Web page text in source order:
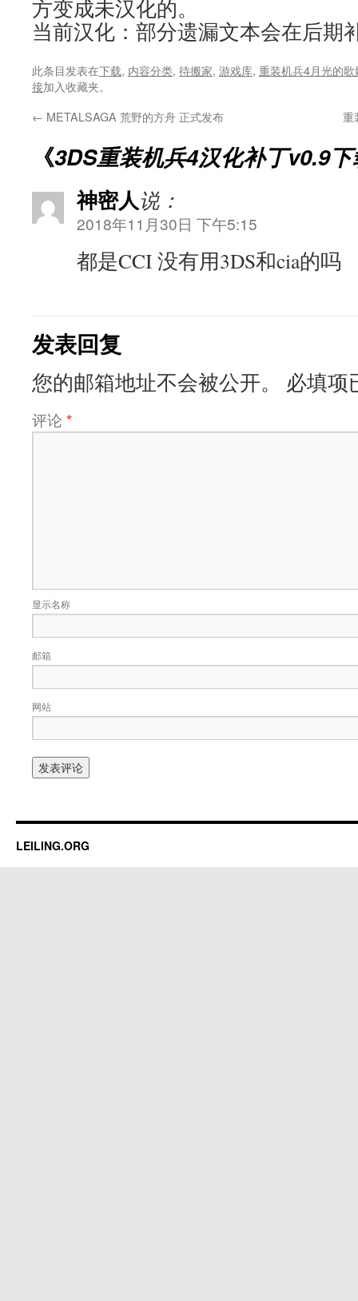
方变成未汉化的。
当前汉化：部分遗漏文本会在后期
此条目发表在下载, 内容分类, 待搬家, 游戏库, 重装机兵4月光的歌
接加入收藏夹。
← METALSAGA 荒野的方舟 正式发布 重
《3DS重装机兵4汉化补丁v0.9
神密人说：
2018年11月30日 下午5:15
都是CCI 没有用3DS和cia的吗
发表回复
您的邮箱地址不会被公开。 必填项
评论 *
显示名称
邮箱
网站
LEILING.ORG